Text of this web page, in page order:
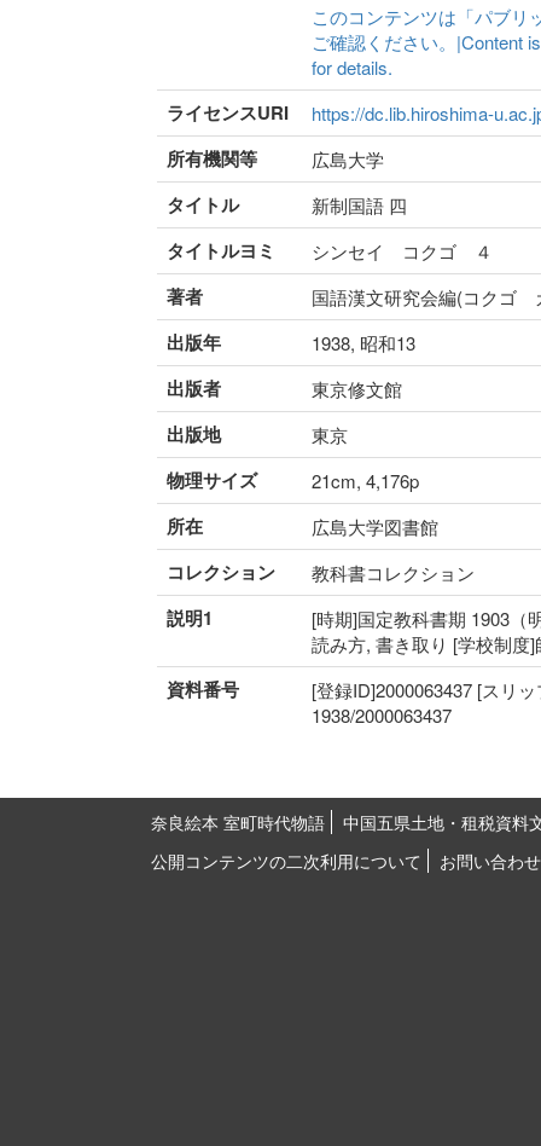
このコンテンツは「パブリ
ご確認ください。|Content
for details.
ライセンスURI https://dc.lib.hiroshima-
所有機関等 広島大学
タイトル 新制国語 四
タイトルヨミ シンセイ コクゴ ４
著者 国語漢文研究会編(コクゴ
出版年 1938, 昭和13
出版者 東京修文館
出版地 東京
物理サイズ 21cm, 4,176p
所在 広島大学図書館
コレクション 教科書コレクション
説明1
[時期]国定教科書期 1903（
読み方, 書き取り [学校制度]
資料番号
[登録ID]2000063437 [スリ
1938/2000063437
奈良絵本 室町時代物語
中国五県土地・租税資料
公開コンテンツの二次利用について
お問い合わせ